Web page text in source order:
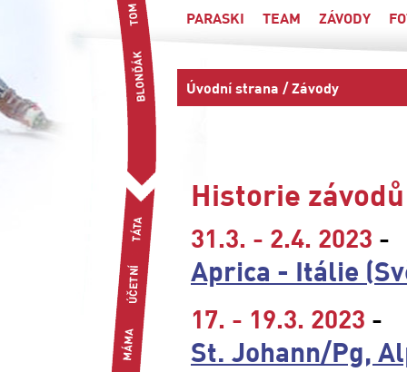
PARASKI TEAM ZÁVODY
Úvodní strana / Závody
Historie závodů
31.3. - 2.4. 2023 -
Aprica - Itálie
17. - 19.3. 2023 -
St. Johann/Pg,